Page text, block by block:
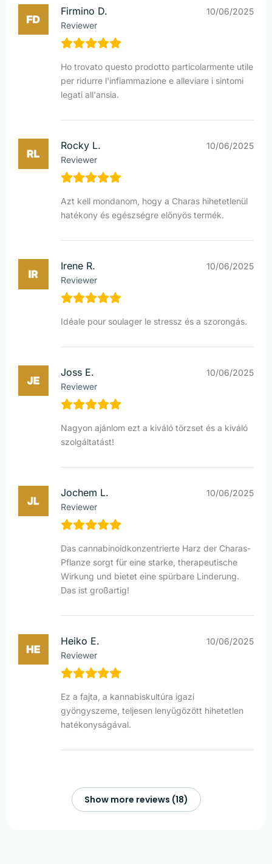
Firmino D.
Reviewer
10/06/2025
Ho trovato questo prodotto particolarmente utile
per ridurre l'infiammazione e alleviare i sintomi
legati all'ansia.
Rocky L.
Reviewer
10/06/2025
Azt kell mondanom, hogy a Charas hihetetlenül
hatékony és egészségre előnyös termék.
Irene R.
Reviewer
10/06/2025
Idéale pour soulager le stressz és a szorongás.
Joss E.
Reviewer
10/06/2025
Nagyon ajánlom ezt a kiváló törzset és a kiváló
szolgáltatást!
Jochem L.
Reviewer
10/06/2025
Das cannabinoidkonzentrierte Harz der Charas-
Pflanze sorgt für eine starke, therapeutische
Wirkung und bietet eine spürbare Linderung.
Das ist großartig!
Heiko E.
Reviewer
10/06/2025
Ez a fajta, a kannabiskultúra igazi
gyöngyszeme, teljesen lenyűgözött hihetetlen
hatékonyságával.
Show more reviews (18)